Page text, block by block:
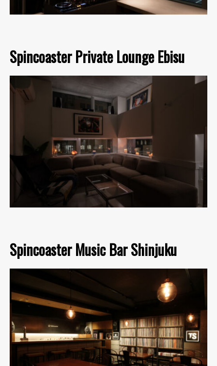
Spincoaster Private Lounge Ebisu
Spincoaster Music Bar Shinjuku